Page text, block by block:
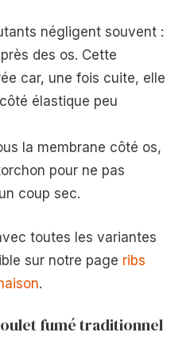
négligent souvent :
des os. Cette
car, une fois cuite, elle
élastique peu
la membrane côté os,
pour ne pas
coup sec.
toutes les variantes
sur notre page ribs
.
fumé traditionnel